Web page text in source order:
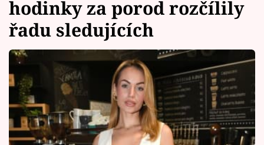
Celebrity
Vztahy
Seriály
Horoskopy
Sledujte prima+
hodinky za porod rozčílily
řadu sledujících